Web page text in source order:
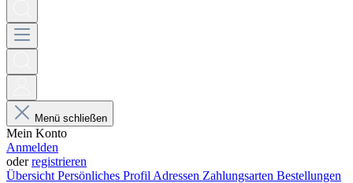
Menü schließen
Mein Konto
Anmelden
oderregistrieren
Übersicht Persönliches Profil Adressen Zahlungsarten Bestellungen